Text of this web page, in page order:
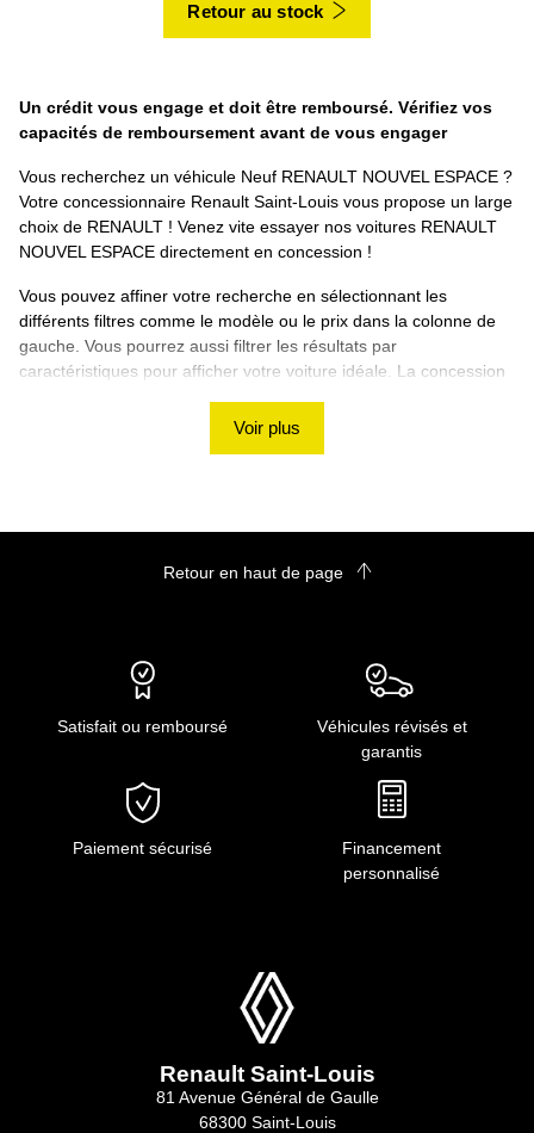
Retour au stock
Un crédit vous engage et doit être remboursé. Vérifiez vos
capacités de remboursement avant de vous engager
Vous recherchez un véhicule Neuf RENAULT NOUVEL ESPACE ?
Votre concessionnaire Renault Saint-Louis vous propose un large
choix de RENAULT ! Venez vite essayer nos voitures RENAULT
NOUVEL ESPACE directement en concession !
Vous pouvez affiner votre recherche en sélectionnant les
différents filtres comme le modèle ou le prix dans la colonne de
gauche. Vous pourrez aussi filtrer les résultats par
caractéristiques pour afficher votre voiture idéale. La concession
NOUVEL ESPACE Neuf ! Si vous ne trouvez pas de véhicule
Renault Saint-Louis
Voir plus
Retour en haut de page
Satisfait ou remboursé
Véhicules révisés et
garantis
Paiement sécurisé
Financement
personnalisé
Renault Saint-Louis
81 Avenue Général de Gaulle
68300 Saint-Louis